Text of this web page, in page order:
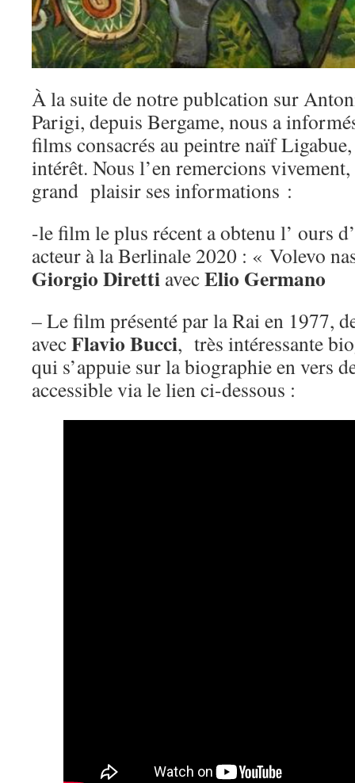
À la suite de notre publcation sur
Parigi, depuis Bergame, nous a
films consacrés au peintre naïf
intérêt. Nous l’en remercions
grand plaisir ses informations :
-le film le plus récent a obtenu l’ ours
acteur à la Berlinale 2020 : « Volevo
Giorgio Diretti avecElio Germano
– Le film présenté par la Rai en 1977,
avecFlavio Bucci, très intéressante
qui s’appuie sur la biographie en vers
accessible via le lien ci-dessous :